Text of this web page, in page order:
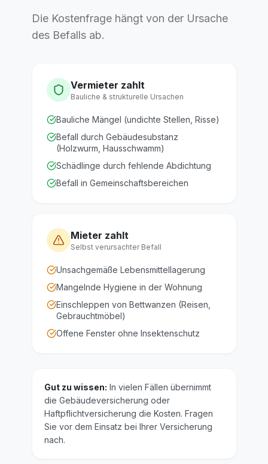
Ursachen liegen.
Präventionsberatung. In den Altbauten
von München empfehlen wir
Besonders für Gastronomiebetriebe
und Lebensmittelbetriebe bieten wir
HACCP-konforme Monitoring-Verträge
Die Kostenfrage hängt von der Ursache
des Befalls ab.
Vermieter zahlt
Bauliche & strukturelle Ursachen
Bauliche Mängel (undichte Stellen, Risse)
Befall durch Gebäudesubstanz
(Holzwurm, Hausschwamm)
Schädlinge durch fehlende Abdichtung
Befall in Gemeinschaftsbereichen
Mieter zahlt
Selbst verursachter Befall
Unsachgemäße Lebensmittellagerung
Mangelnde Hygiene in der Wohnung
Einschleppen von Bettwanzen (Reisen,
Gebrauchtmöbel)
Offene Fenster ohne Insektenschutz
Gut zu wissen: In vielen Fällen übernimmt
die Gebäudeversicherung oder
Haftpflichtversicherung die Kosten. Fragen
Sie vor dem Einsatz bei Ihrer Versicherung
nach.